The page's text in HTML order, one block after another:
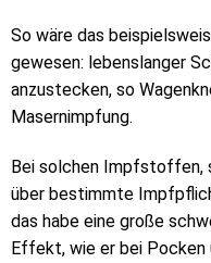
So wäre das
gewesen: lebenslanger
anzustecken, so
Masernimpfung.
Bei solchen Impfstoffen,
über bestimmte
das habe eine große
Effekt, wie er bei Pocken